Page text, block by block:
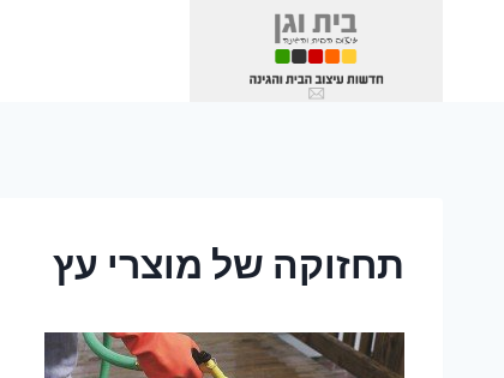
תחזוקה של מוצרי עץ